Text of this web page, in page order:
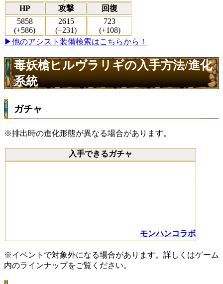
HP
攻撃
回復
5858
(+586)
2615
(+231)
723
(+108)
▶他のアシスト装備検索はこちらから！
毒妖槍ヒルヴラリギの入手方法/進化
系統
ガチャ
※排出時の進化形態が異なる場合があります。
入手できるガチャ
モンハンコラボ
※イベントで対象外になる場合があります。詳しくはゲーム
内のラインナップをご覧ください。